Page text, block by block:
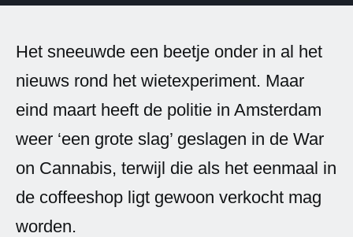
Czech
Polish
Het sneeuwde een beetje onder in al het
nieuws rond het wietexperiment. Maar
eind maart heeft de politie in Amsterdam
weer ‘een grote slag’ geslagen in de War
on Cannabis, terwijl die als het eenmaal in
de coffeeshop ligt gewoon verkocht mag
worden.